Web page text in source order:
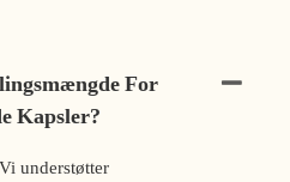
For
Kapsler?
understøtter